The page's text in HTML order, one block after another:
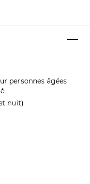
personnes âgées
nuit)